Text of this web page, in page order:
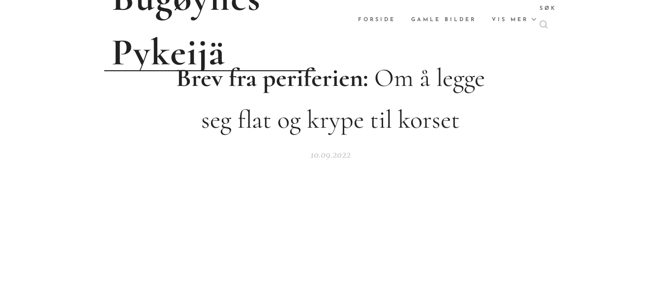
Pykeijä
FORSIDE GAMLE BILDER VIS MER
SØK
Brev fra periferien: Om å legge
seg flat og krype til korset
10.09.2022